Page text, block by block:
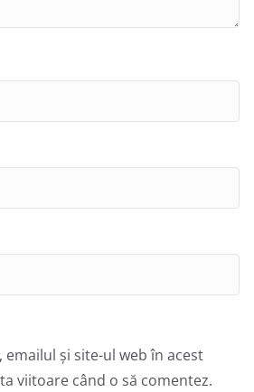
emailul și site-ul web în acest
viitoare când o să comentez.